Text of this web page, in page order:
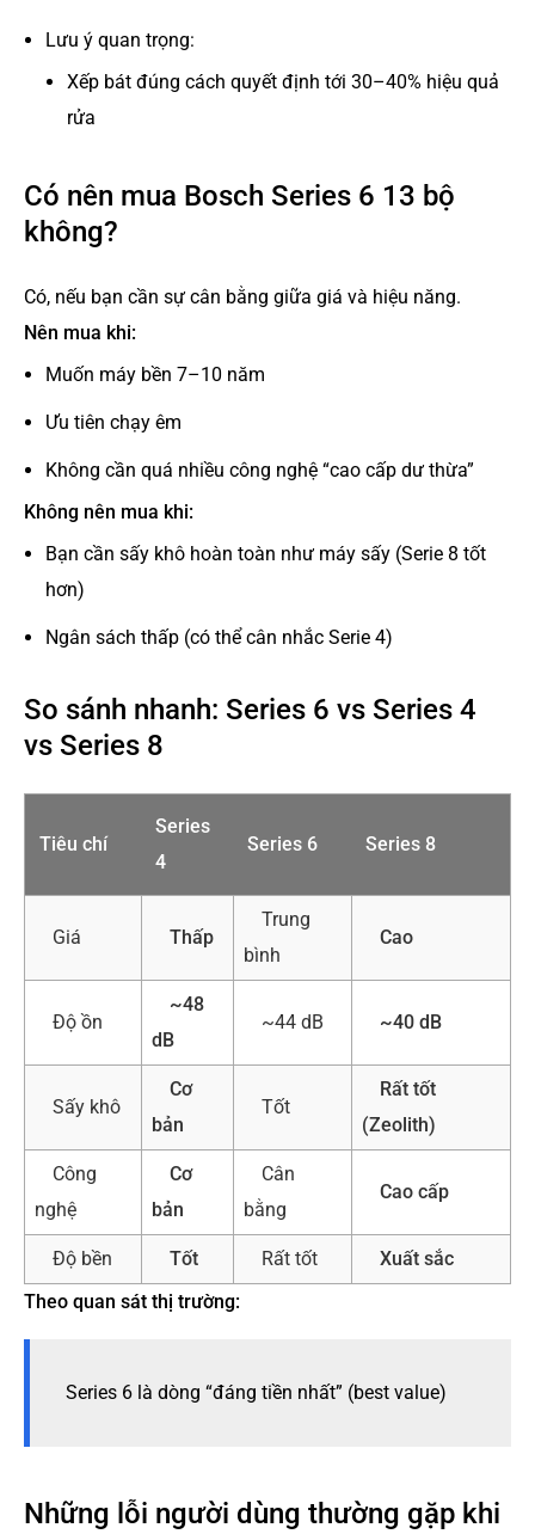
Lưu ý quan trọng:
Xếp bát đúng cách quyết định tới 30–40% hiệu quả
rửa
Có nên mua Bosch Series 6 13 bộ
không?
Có, nếu bạn cần sự cân bằng giữa giá và hiệu năng.
Nên mua khi:
Muốn máy bền 7–10 năm
Ưu tiên chạy êm
Không cần quá nhiều công nghệ “cao cấp dư thừa”
Không nên mua khi:
Bạn cần sấy khô hoàn toàn như máy sấy (Serie 8 tốt
hơn)
Ngân sách thấp (có thể cân nhắc Serie 4)
So sánh nhanh: Series 6 vs Series 4
vs Series 8
Tiêu chí
Series
4
Series 6 Series 8
Giá Thấp
Trung
bình
Cao
Độ ồn
~48
dB
~44 dB ~40 dB
Sấy khô
Cơ
bản
Tốt
Rất tốt
(Zeolith)
Công
nghệ
Cơ
bản
Cân
bằng
Cao cấp
Độ bền Tốt Rất tốt
Xuất sắc
Theo quan sát thị trường:
Series 6 là dòng “đáng tiền nhất” (best value)
Những lỗi người dùng thường gặp khi